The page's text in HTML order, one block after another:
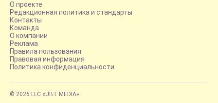
О проекте
Редакционная политика и стандарты
Контакты
Команда
О компании
Реклама
Правила пользования
Правовая информация
Политика конфиденциальности
© 2026 LLC «UBT MEDIA»